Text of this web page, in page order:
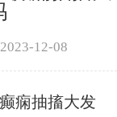
12-08
痫抽搐大发